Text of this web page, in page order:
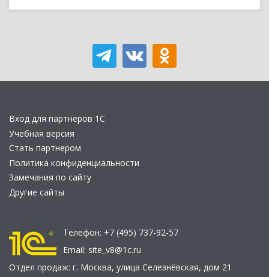
Вход для партнеров 1С
Учебная версия
Стать партнером
Политика конфиденциальности
Замечания по сайту
Другие сайты
Телефон: +7 (495) 737-92-57
Email: site_v8@1c.ru
Отдел продаж: г. Москва, улица Селезнёвская, дом 21